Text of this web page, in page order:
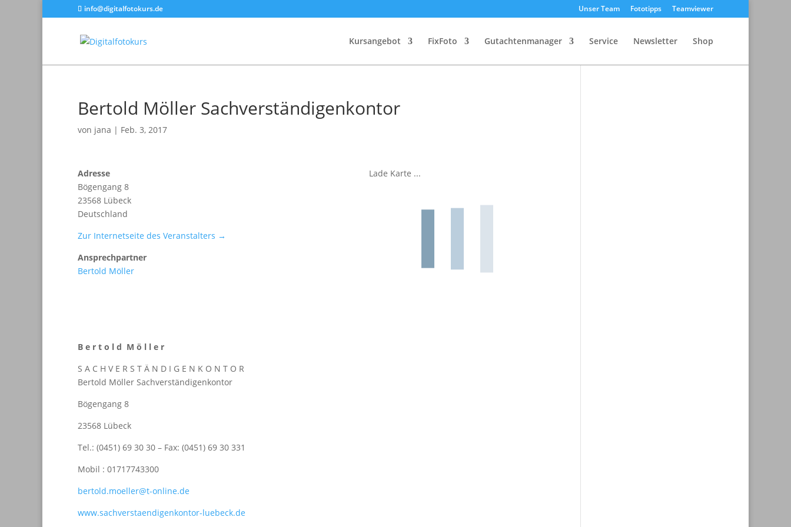
info@digitalfotokurs.de Unser Team Fototipps Teamviewer
Kursangebot FixFoto Gutachtenmanager Service Newsletter Shop
Bertold Möller Sachverständigenkontor
von jana | Feb. 3, 2017
Lade Karte ...
Adresse
Bögengang 8
23568 Lübeck
Deutschland
Zur Internetseite des Veranstalters →
Ansprechpartner
Bertold Möller
B e r t o l d M ö l l e r
S A C H V E R S T Ä N D I G E N K O N T O R
Bertold Möller Sachverständigenkontor
Bögengang 8
23568 Lübeck
Tel.: (0451) 69 30 30 – Fax: (0451) 69 30 331
Mobil : 01717743300
bertold.moeller@t-online.de
www.sachverstaendigenkontor-luebeck.de